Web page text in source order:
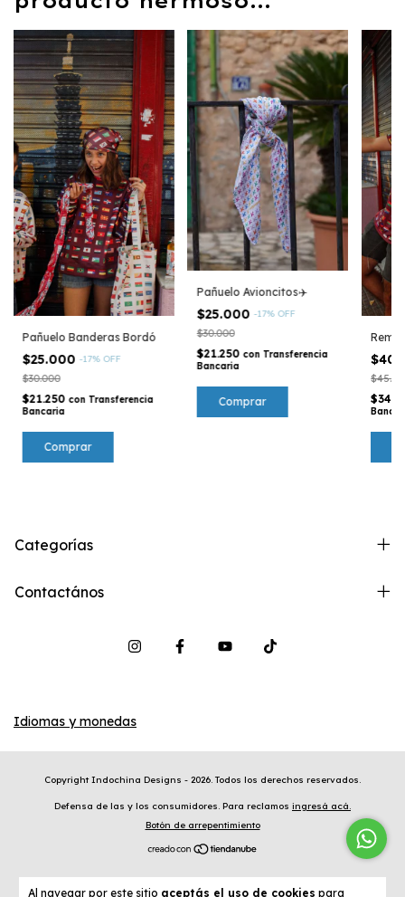
Al navegar por este sitio aceptás el uso de cookies para
Pañuelo Banderas Bordó
$25.000 -17% OFF
$30.000
$21.250 con Transferencia
Bancaria
Pañuelo Avioncitos✈️
$25.000 -17% OFF
$30.000
$21.250 con Transferencia
Bancaria
Categorías
Contactános
Idiomas y monedas
Copyright Indochina Designs - 2026. Todos los derechos reservados.
Defensa de las y los consumidores. Para reclamos ingresá acá.
Botón de arrepentimiento